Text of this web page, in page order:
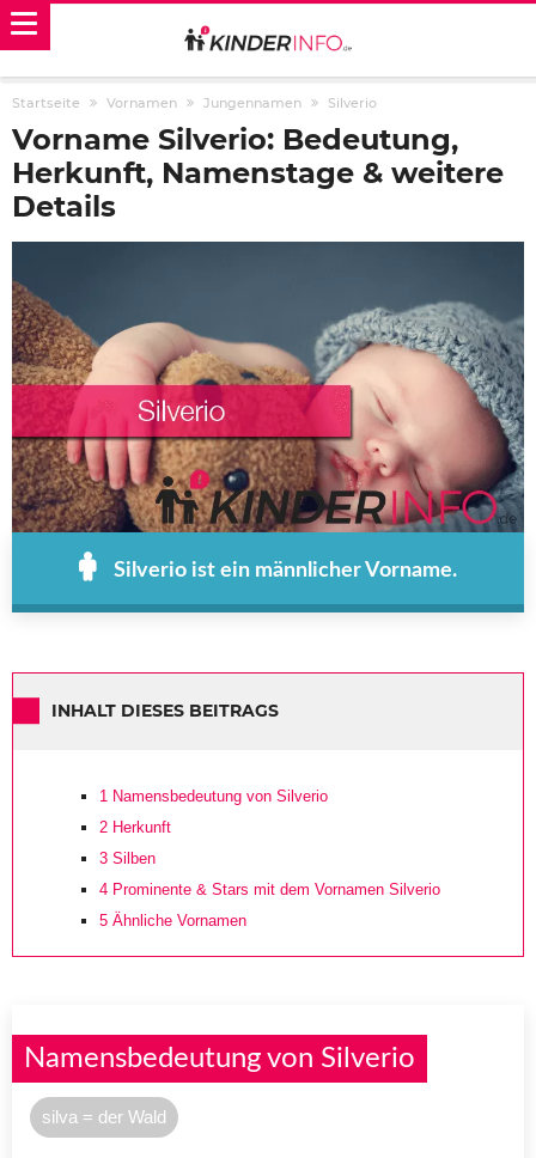
Startseite Vornamen Jungennamen Silverio
Vorname Silverio: Bedeutung,
Herkunft, Namenstage & weitere
Details
Silverio ist ein männlicher Vorname.
INHALT DIESES BEITRAGS
1 Namensbedeutung von Silverio
2 Herkunft
3 Silben
4 Prominente & Stars mit dem Vornamen Silverio
5 Ähnliche Vornamen
Namensbedeutung von Silverio
silva = der Wald